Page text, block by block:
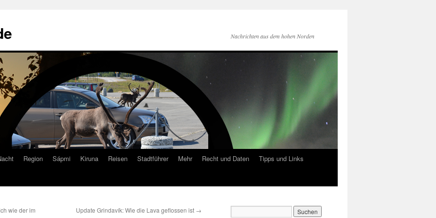
Nachrichten aus dem hohen Norden
Region Sápmi Kiruna Reisen Stadtführer Mehr Recht und Daten
Tipps und Links
wie der im
Update Grindavík: Wie die Lava geflossen ist →